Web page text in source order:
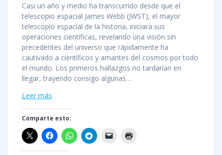
Casi un año y medio ha transcurrido desde que el
telescopio espacial James Webb (JWST), el mayor
telescopio espacial de la historia, iniciara sus
operaciones científicas, revelando una visión sin
precedentes del universo que rápidamente ha
cautivado a científicos y amantes del cosmos por todo
el mundo. Los primeros hallazgos no tardarían en
llegar, trayendo consigo algunas…
Leer más
Comparte esto: